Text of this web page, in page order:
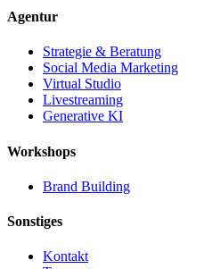
Agentur
Strategie & Beratung
Social Media Marketing
Virtual Studio
Livestreaming
Generative KI
Workshops
Brand Building
Sonstiges
Kontakt